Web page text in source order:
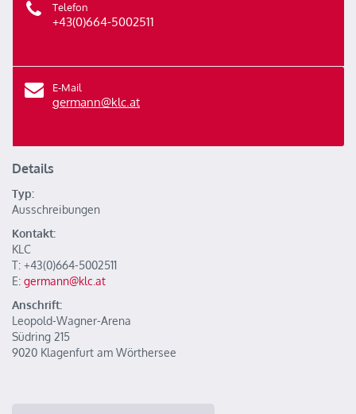
Telefon
+43(0)664-5002511
E-Mail
germann@klc.at
Details
Typ:
Ausschreibungen
Kontakt:
KLC
T: +43(0)664-5002511
E: germann@klc.at
Anschrift:
Leopold-Wagner-Arena
Südring 215
9020 Klagenfurt am Wörthersee